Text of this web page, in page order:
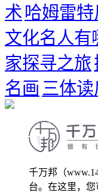
术 哈姆雷
文化名人有
家探寻之旅
名画 三体
千万邦（
台。在这里，